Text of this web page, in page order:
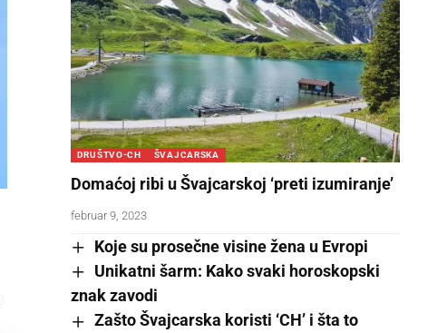
DRUŠTVO-CH ŠVAJCARSKA
Domaćoj ribi u Švajcarskoj ‘preti izumiranje’
februar 9, 2023
Koje su prosečne visine žena u Evropi
Unikatni šarm: Kako svaki horoskopski
znak zavodi
Zašto Švajcarska koristi ‘CH’ i šta to